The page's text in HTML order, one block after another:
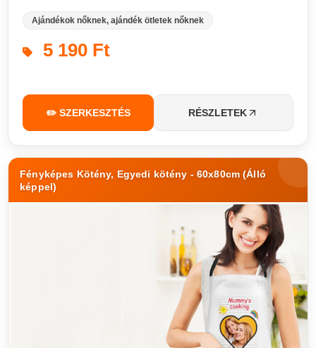
Ajándékok nőknek, ajándék ötletek nőknek
5 190 Ft
✏️ SZERKESZTÉS RÉSZLETEK
Fényképes Kötény, Egyedi kötény - 60x80cm (Álló
képpel)